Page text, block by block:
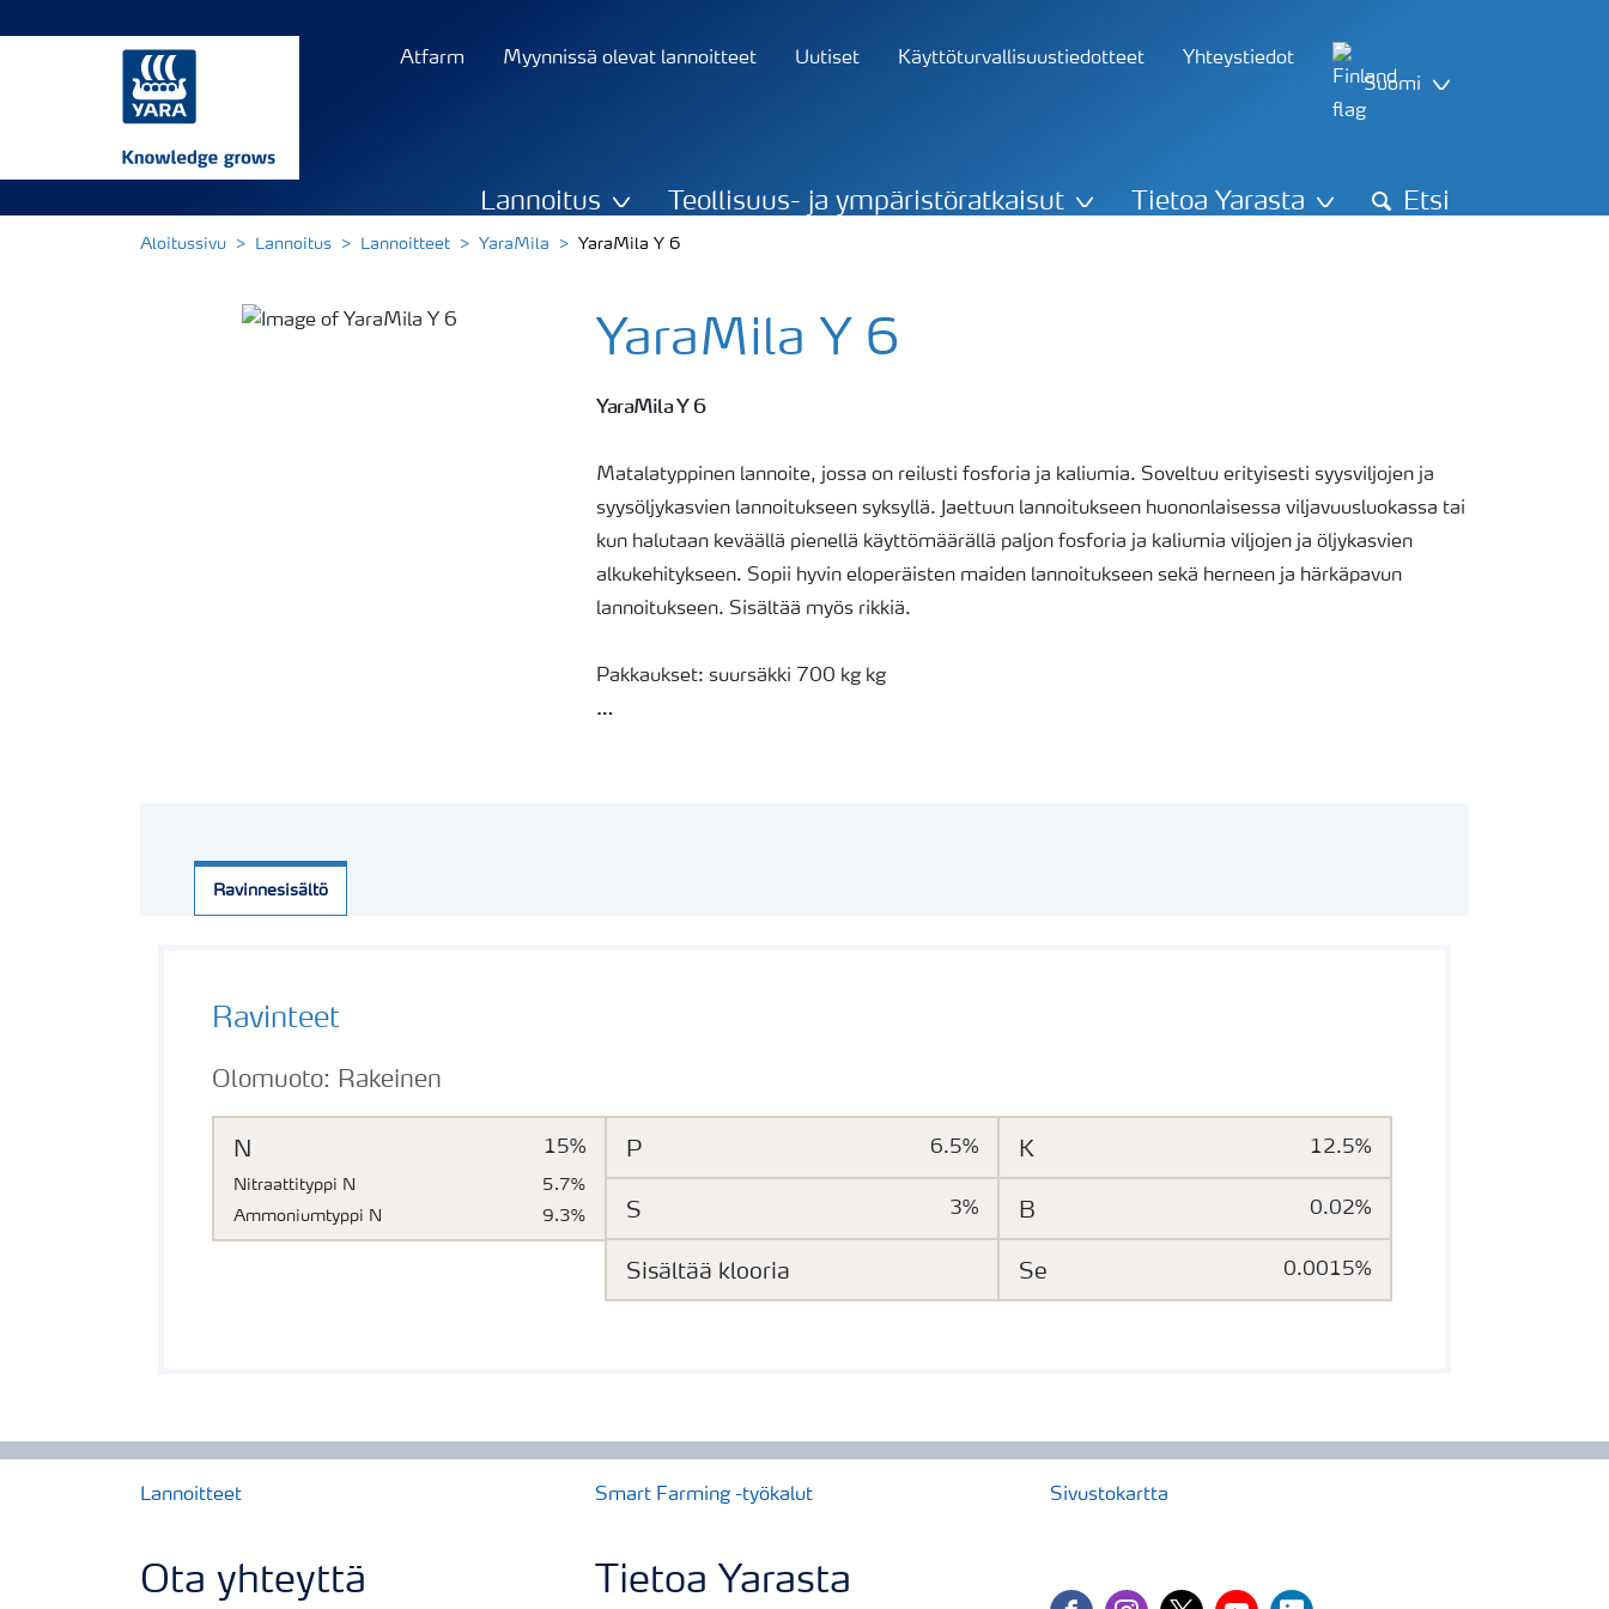
Atfarm Myynnissä olevat lannoitteet Uutiset Käyttöturvallisuustiedotteet
Yhteystiedot
Suomi
Lannoitus Teollisuus- ja ympäristöratkaisut Tietoa Yarasta Etsi
Aloitussivu Lannoitus Lannoitteet YaraMila YaraMila Y 6
YaraMila Y 6
YaraMila Y 6
Matalatyppinen lannoite, jossa on reilusti fosforia ja kaliumia. Soveltuu erityisesti syysviljojen ja
syysöljykasvien lannoitukseen syksyllä. Jaettuun lannoitukseen huononlaisessa viljavuusluokassa tai
kun halutaan keväällä pienellä käyttömäärällä paljon fosforia ja kaliumia viljojen ja öljykasvien
alkukehitykseen. Sopii hyvin eloperäisten maiden lannoitukseen sekä herneen ja härkäpavun
lannoitukseen. Sisältää myös rikkiä.
Pakkaukset: suursäkki 700 kg kg
Ravinnesisältö
Ravinteet
N 15%
Nitraattityppi N
5.7%
Ammoniumtyppi N
9.3%
P 6.5% K 12.5%
S 3% B 0.02%
Sisältää klooria Se 0.0015%
Olomuoto: Rakeinen
Lannoitteet Smart Farming -työkalut Sivustokartta
Ota yhteyttä Tietoa Yarasta